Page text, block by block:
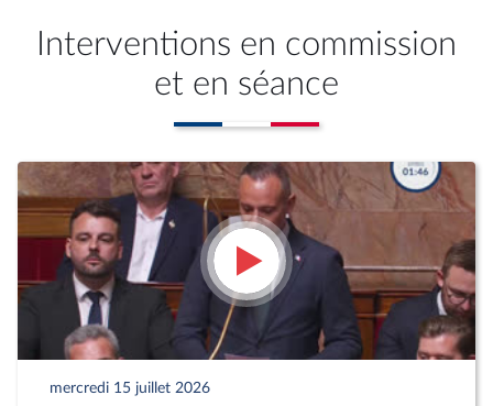
Interventions en commission
et en séance
mercredi 15 juillet 2026